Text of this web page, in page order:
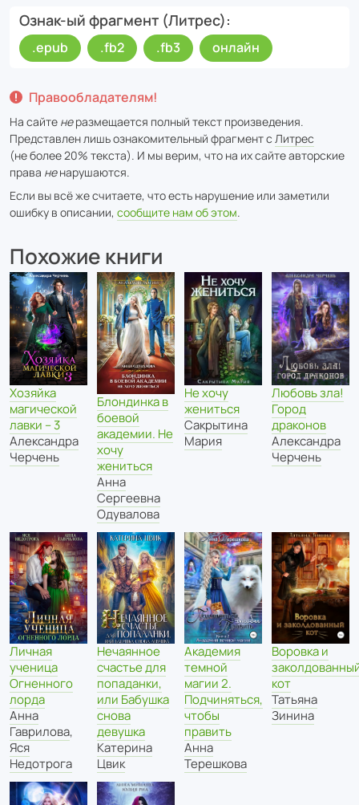
Ознак-ый фрагмент (Литрес)
.epub .fb2 .fb3 онлайн
Правообладателям!
На сайте неразмещается полный текст произведения.
Представлен лишь ознакомительный фрагмент с Литрес
(не более 20% текста). И мы верим, что на их сайте авторские
права ненарушаются.
Если вы всё же считаете, что есть нарушение или заметили
ошибку в описании, сообщите нам об этом.
Похожие книги
Хозяйка
магической
лавки – 3
Александра
Черчень
Блондинка в
боевой
академии. Не
хочу
жениться
Анна
Сергеевна
Одувалова
Не хочу
жениться
Сакрытина
Мария
Любовь зла!
Город
драконов
Александра
Черчень
Личная
ученица
Огненного
лорда
Анна
Гаврилова,
Яся
Недотрога
Нечаянное
счастье для
попаданки,
или Бабушка
снова
девушка
Катерина
Цвик
Академия
темной
магии 2.
Подчиняться,
чтобы
править
Анна
Терешкова
Воровка и
кот
Татьяна
Зинина